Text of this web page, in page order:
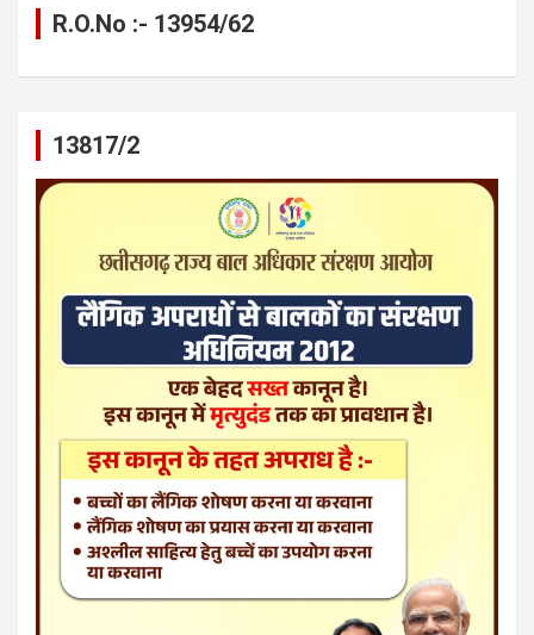
R.O.No :- 13954/62
13817/2